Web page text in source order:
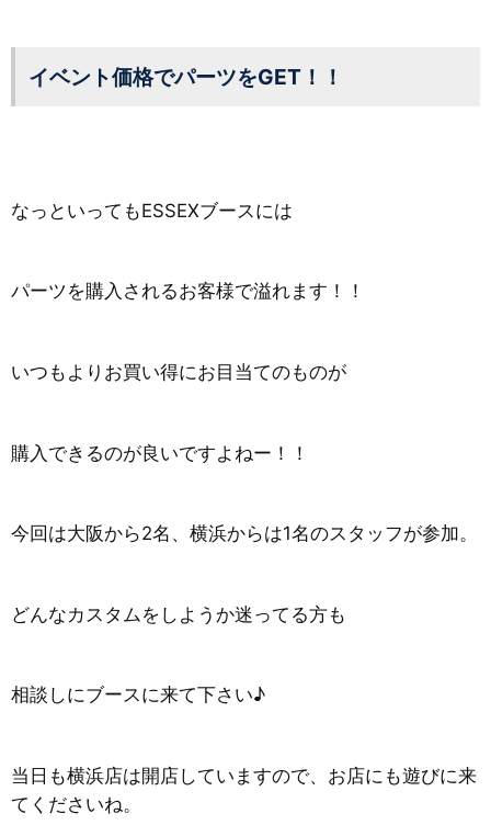
イベント価格でパーツをGET！！
なっといってもESSEXブースには
パーツを購入されるお客様で溢れます！！
いつもよりお買い得にお目当てのものが
購入できるのが良いですよねー！！
今回は大阪から2名、横浜からは1名のスタッフが参加。
どんなカスタムをしようか迷ってる方も
相談しにブースに来て下さい♪
当日も横浜店は開店していますので、お店にも遊びに来
てくださいね。